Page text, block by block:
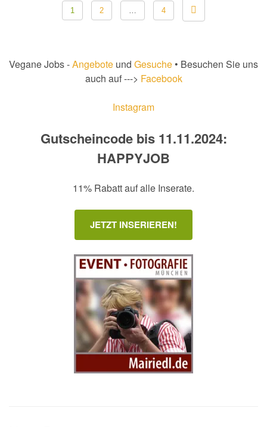
1 2 … 4
Vegane Jobs -Angebote und Gesuche • Besuchen Sie uns
auch auf ---> Facebook
Instagram
Gutscheincode bis 11.11.2024:
HAPPYJOB
11% Rabatt auf alle Inserate.
JETZT INSERIEREN!